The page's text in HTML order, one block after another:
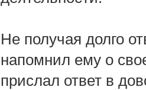
Не получая долго
напомнил ему о
прислал ответ в